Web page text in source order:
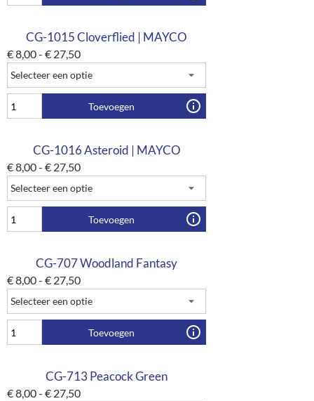
CG-1015 Cloverflied | MAYCO
€8,00- € 27,50
Toevoegen
CG-1016 Asteroid | MAYCO
€8,00- € 27,50
Toevoegen
CG-707 Woodland Fantasy
€8,00- € 27,50
Toevoegen
CG-713 Peacock Green
€8,00- € 27,50